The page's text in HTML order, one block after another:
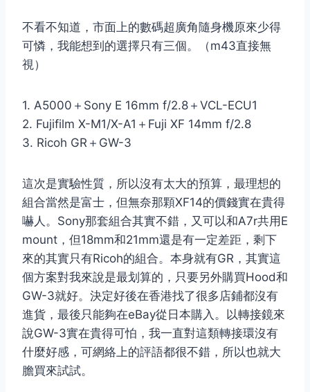
不看不知道，市面上的數碼超廣角隨身機原來少得
可憐，我能想到的選擇只有三個。（m43直接無
視）
1. A5000＋Sony E 16mm f/2.8＋VCL-ECU1
2. Fujifilm X-M1/X-A1＋Fuji XF 14mm f/2.8
3. Ricoh GR＋GW-3
這次是實驗性質，所以沒有太大的預算，最理想的
組合當然是富士，但無奈那顆XF14的價錢實在貴得
嚇人。Sony那套組合其實不錯，又可以和A7r共用E
mount，但18mm和21mm還是有一定差距，剩下
來的其實只有Ricoh的組合。本身就有GR，其實這
個方案對我來說是最划算的，只要另外購買Hood和
GW-3就好。決定好後在香港找了很多店鋪都沒有
進貨，最後只能夠在eBay從日本購入。以轉接鏡來
說GW-3實在貴得可怕，我一直對這類轉接環沒有
什麼好感，可網絡上的評語都很不錯，所以也就大
膽買來試試。